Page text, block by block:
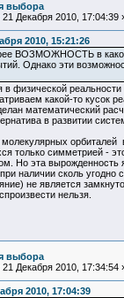
выбора
21 Декабря 2010, 17:04:39
2010, 15:21:26
ВОЗМОЖНОСТЬ в
Однако эти
в физической
какой-то кусок
математический
в развитии
орбиталей
только симметрией -
Но эта вырожденность
наличии сколь угодно
не является
нельзя.
выбора
21 Декабря 2010, 17:34:54
2010, 17:04:39